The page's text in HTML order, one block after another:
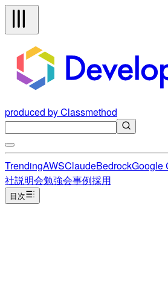
produced by Classmethod
TrendingAWSClaudeBedrockGoogle
社説明会勉強会事例採用
目次